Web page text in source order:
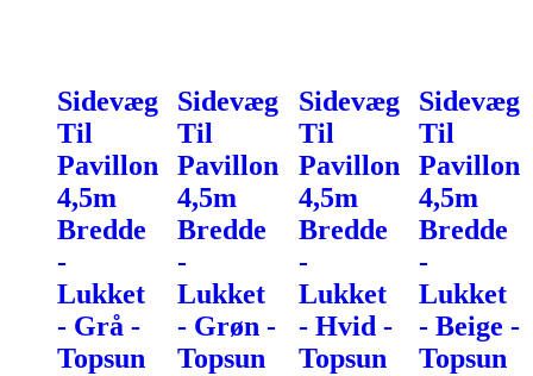
Sidevæg
Til
Pavillon
4,5m
Bredde
-
Lukket
- Grå -
Topsun
Sidevæg
Til
Pavillon
4,5m
Bredde
-
Lukket
- Grøn -
Topsun
Sidevæg
Til
Pavillon
4,5m
Bredde
-
Lukket
- Hvid -
Topsun
Sidevæg
Til
Pavillon
4,5m
Bredde
-
Lukket
- Beige -
Topsun